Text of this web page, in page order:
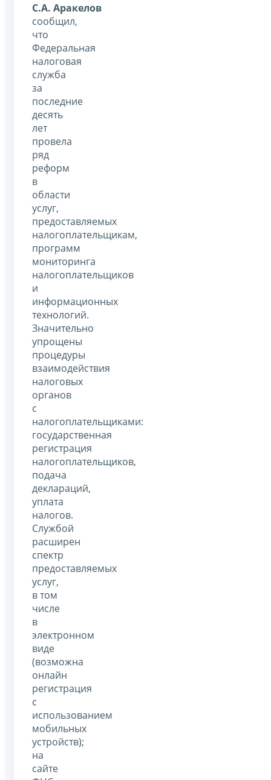
С.А. Аракелов
сообщил,
что
Федеральная
налоговая
служба
за
последние
десять
лет
провела
ряд
реформ
в
области
услуг,
предоставляемых
налогоплательщикам,
программ
мониторинга
налогоплательщиков
и
информационных
технологий.
Значительно
упрощены
процедуры
взаимодействия
налоговых
органов
с
налогоплательщиками:
государственная
регистрация
налогоплательщиков,
подача
деклараций,
уплата
налогов.
Службой
расширен
спектр
предоставляемых
услуг,
в том
числе
в
электронном
виде
(возможна
онлайн
регистрация
с
использованием
мобильных
устройств);
на
сайте